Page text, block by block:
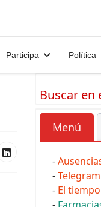
Participa Política
Buscar en
Menú
-
-
- El